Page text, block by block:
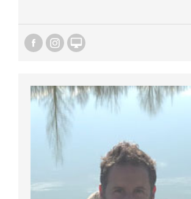
